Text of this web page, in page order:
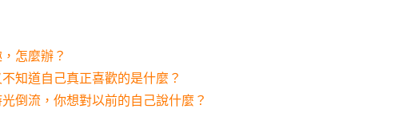
怎麼辦？
知道自己真正喜歡的是什麼？
倒流，你想對以前的自己說什麼？